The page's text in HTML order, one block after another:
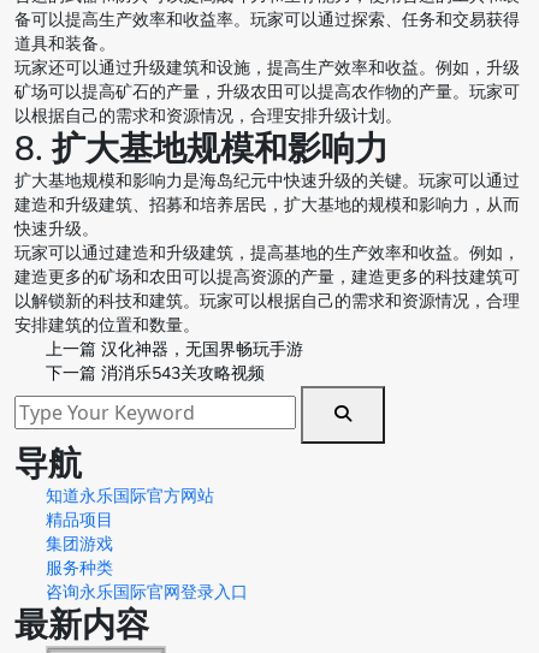
备可以提高生产效率和收益率。玩家可以通过探索、任务和交易获得
道具和装备。
玩家还可以通过升级建筑和设施，提高生产效率和收益。例如，升级
矿场可以提高矿石的产量，升级农田可以提高农作物的产量。玩家可
以根据自己的需求和资源情况，合理安排升级计划。
8. 扩大基地规模和影响力
扩大基地规模和影响力是海岛纪元中快速升级的关键。玩家可以通过
建造和升级建筑、招募和培养居民，扩大基地的规模和影响力，从而
快速升级。
玩家可以通过建造和升级建筑，提高基地的生产效率和收益。例如，
建造更多的矿场和农田可以提高资源的产量，建造更多的科技建筑可
以解锁新的科技和建筑。玩家可以根据自己的需求和资源情况，合理
安排建筑的位置和数量。
上一篇 汉化神器，无国界畅玩手游
下一篇 消消乐543关攻略视频
导航
知道永乐国际官方网站
精品项目
集团游戏
服务种类
咨询永乐国际官网登录入口
最新内容